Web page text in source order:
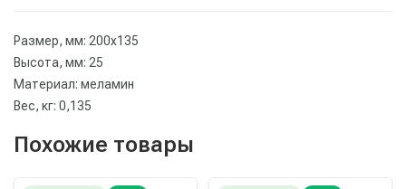
Размер, мм: 200х135
Высота, мм: 25
Материал: меламин
Вес, кг: 0,135
Похожие товары